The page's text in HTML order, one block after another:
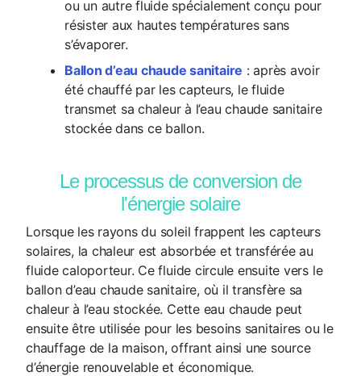
ou un autre fluide spécialement conçu pour
résister aux hautes températures sans
s’évaporer.
Ballon d’eau chaude sanitaire : après avoir
été chauffé par les capteurs, le fluide
transmet sa chaleur à l’eau chaude sanitaire
stockée dans ce ballon.
Le processus de conversion de
l'énergie solaire
Lorsque les rayons du soleil frappent les capteurs
solaires, la chaleur est absorbée et transférée au
fluide caloporteur. Ce fluide circule ensuite vers le
ballon d’eau chaude sanitaire, où il transfère sa
chaleur à l’eau stockée. Cette eau chaude peut
ensuite être utilisée pour les besoins sanitaires ou le
chauffage de la maison, offrant ainsi une source
d’énergie renouvelable et économique.